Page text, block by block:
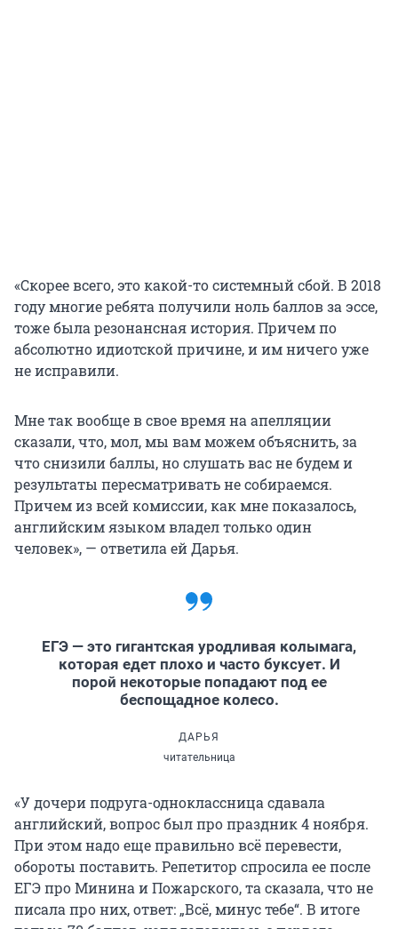
«Скорее всего, это какой-то системный сбой. В 2018
году многие ребята получили ноль баллов за эссе,
тоже была резонансная история. Причем по
абсолютно идиотской причине, и им ничего уже
не исправили.
Мне так вообще в свое время на апелляции
сказали, что, мол, мы вам можем объяснить, за
что снизили баллы, но слушать вас не будем и
результаты пересматривать не собираемся.
Причем из всей комиссии, как мне показалось,
английским языком владел только один
человек», — ответила ей Дарья.
ЕГЭ — это гигантская уродливая колымага,
которая едет плохо и часто буксует. И
порой некоторые попадают под ее
беспощадное колесо.
ДАРЬЯ
читательница
«У дочери подруга-одноклассница сдавала
английский, вопрос был про праздник 4 ноября.
При этом надо еще правильно всё перевести,
обороты поставить. Репетитор спросила ее после
ЕГЭ про Минина и Пожарского, та сказала, что не
писала про них, ответ: „Всё, минус тебе“. В итоге